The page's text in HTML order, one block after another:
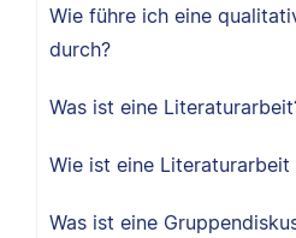
Wie führe ich eine
durch?
Was ist eine
Wie ist eine Literaturarbeit
Was ist eine